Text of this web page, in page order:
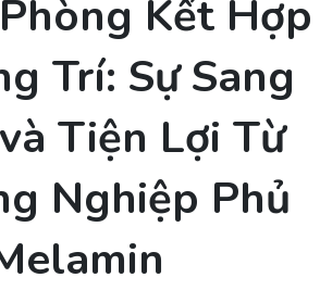
Kết Hợp
Trí: Sự Sang
Tiện Lợi Từ
Nghiệp Phủ